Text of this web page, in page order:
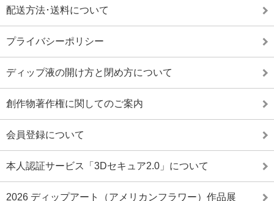
配送方法･送料について
プライバシーポリシー
ディップ液の開け方と閉め方について
創作物著作権に関してのご案内
会員登録について
本人認証サービス「3Dセキュア2.0」について
2026 ディップアート（アメリカンフラワー）作品展